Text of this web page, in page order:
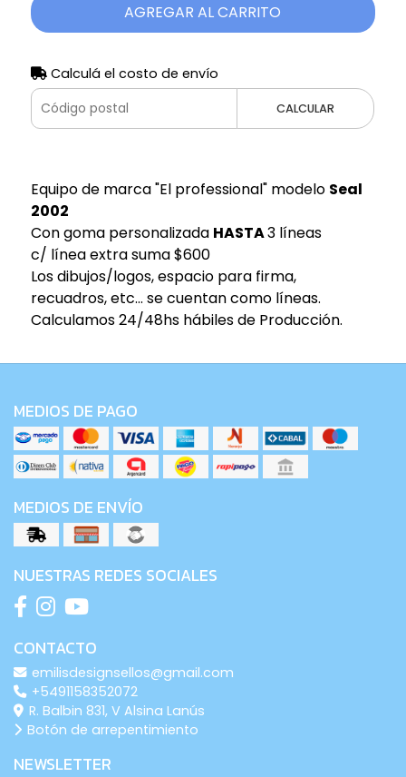
AGREGAR AL CARRITO
Calculá el costo de envío
CALCULAR
Equipo de marca "El professional" modelo Seal
2002
Con goma personalizada HASTA3 líneas
c/ línea extra suma $600
Los dibujos/logos, espacio para firma,
recuadros, etc... se cuentan como líneas.
Calculamos 24/48hs hábiles de Producción.
MEDIOS DE PAGO
MEDIOS DE ENVÍO
NUESTRAS REDES SOCIALES
CONTACTO
emilisdesignsellos@gmail.com
+5491158352072
R. Balbin 831, V Alsina Lanús
Botón de arrepentimiento
NEWSLETTER